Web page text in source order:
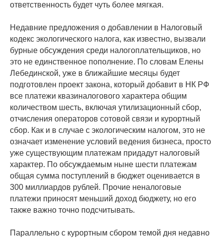
ответственность будет чуть более мягкая.
Недавние предложения о добавлении в Налоговый
кодекс экологического налога, как известно, вызвали
бурные обсуждения среди налогоплательщиков, но
это не единственное пополнение. По словам Елены
Лебединской, уже в ближайшие месяцы будет
подготовлен проект закона, который добавит в НК РФ
все платежи квазиналогового характера общим
количеством шесть, включая утилизационный сбор,
отчисления операторов сотовой связи и курортный
сбор. Как и в случае с экологическим налогом, это не
означает изменение условий ведения бизнеса, просто
уже существующим платежам придадут налоговый
характер. По обсуждаемым ныне шести платежам
общая сумма поступлений в бюджет оценивается в
300 миллиардов рублей. Прочие неналоговые
платежи приносят меньший доход бюджету, но его
также важно точно подсчитывать.
Параллельно с курортным сбором темой дня недавно